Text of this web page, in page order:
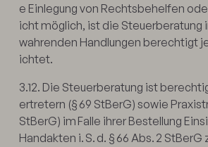
e Einlegung von Rechtsbehelfen
icht möglich, ist die Steuerberatung
wahrenden Handlungen berechtigt
ichtet.
3.12. Die Steuerberatung ist
ertretern (§ 69 StBerG) sowie
StBerG) im Falle ihrer Bestellung
Handakten i. S. d. § 66 Abs. 2